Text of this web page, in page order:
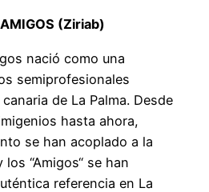
(Ziriab)
nació como una
semiprofesionales
de La Palma. Desde
hasta ahora,
se han acoplado a la
“Amigos“ se han
referencia en La